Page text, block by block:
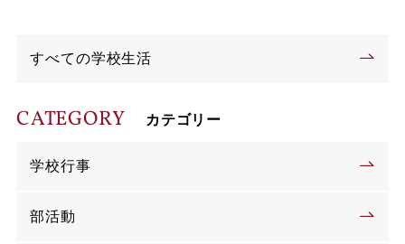
すべての学校生活
CATEGORY カテゴリー
学校行事
部活動